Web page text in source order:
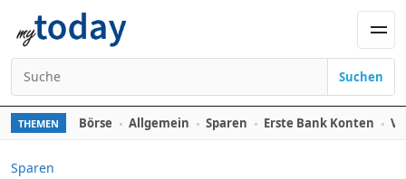
Zum Inhalt springen
Suchen nach:
Suchen
THEMEN Börse Allgemein Sparen Erste Bank Konten
Sparen